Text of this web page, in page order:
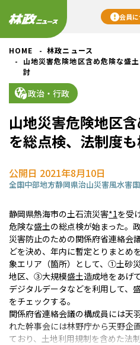
会員
HOME
林政ニュース
山地災害危険地区含め危険な盛
討
政治・行政
山地災害危険地区
を総点検、法制度
公開日 2021年8月10日
全国中部地方静岡県治山災害風水害国
静岡県熱海市の土石流災害*1を受
危険な盛土の総点検が始まった。
災害防止のための関係府省連絡会
どを決め、年内に暫定とりまとめ
象エリア（箇所）として、①土砂
地区、③大規模盛土造成地をあげ
デジタルデータなどを利用して、
をチェックする。
関係府省連絡会議の構成員には天
れた幹事会には林野庁から天野企
ており、土地利用規制を含めた法